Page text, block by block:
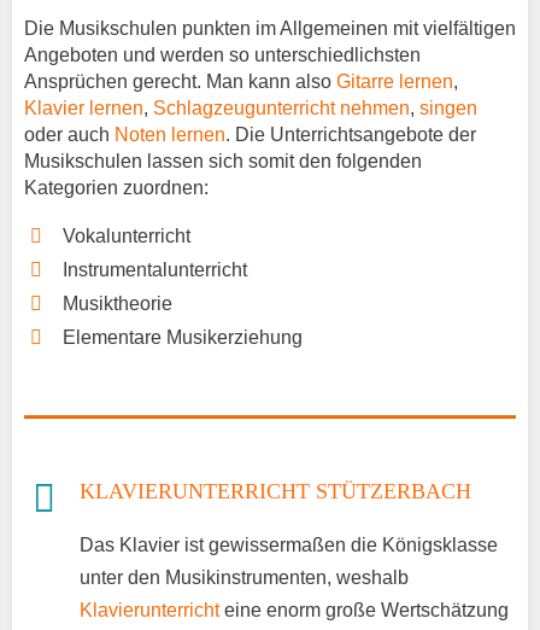
Die Musikschulen punkten im Allgemeinen mit vielfältigen
Angeboten und werden so unterschiedlichsten
Ansprüchen gerecht. Man kann also Gitarre lernen,
Klavier lernen, Schlagzeugunterricht nehmen, singen
oder auch Noten lernen. Die Unterrichtsangebote der
Musikschulen lassen sich somit den folgenden
Kategorien zuordnen:
Vokalunterricht
Instrumentalunterricht
Musiktheorie
Elementare Musikerziehung
KLAVIERUNTERRICHT STÜTZERBACH
Das Klavier ist gewissermaßen die Königsklasse
unter den Musikinstrumenten, weshalb
Klavierunterrichteine enorm große Wertschätzung